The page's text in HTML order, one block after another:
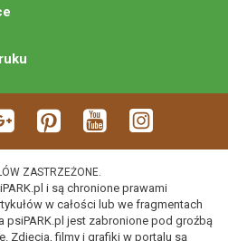
ZASTRZEŻONE.
i są chronione prawami
w całości lub we fragmentach
psiPARK.pl jest zabronione pod groźbą
Zdjęcia, filmy i grafiki w portalu są